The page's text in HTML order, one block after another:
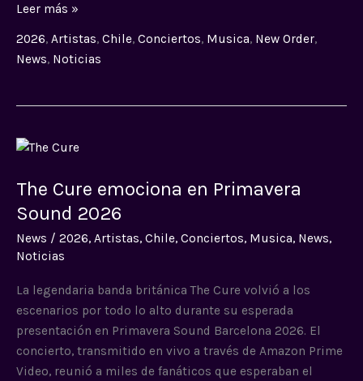
Leer más »
2026, Artistas, Chile, Conciertos, Musica, New Order,
News, Noticias
The Cure emociona en Primavera
Sound 2026
News / 2026, Artistas, Chile, Conciertos, Musica, News,
Noticias
La legendaria banda británica The Cure volvió a los
escenarios por todo lo alto durante su esperada
presentación en Primavera Sound Barcelona 2026. El
concierto, transmitido en vivo a través de Amazon Prime
Video, reunió a miles de fanáticos que esperaban el
The
emociona
en
Sound